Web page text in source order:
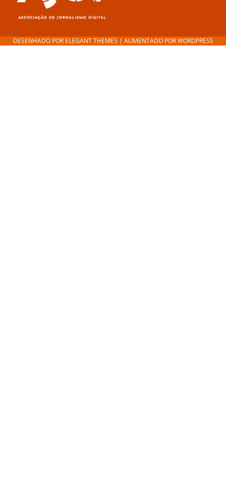
DESENHADO POR ELEGANT THEMES | ALIMENTADO PORWORDPRESS